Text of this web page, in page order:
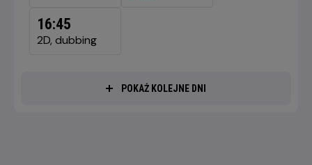
16:45
2D, dubbing
POKAŻ KOLEJNE DNI